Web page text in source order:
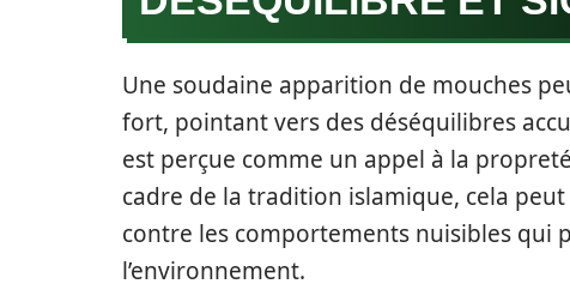
Une soudaine apparition de mouches
fort, pointant vers des déséquilibres
est perçue comme un appel à la
cadre de la tradition islamique, cela
contre les comportements nuisibles qui
l’environnement.